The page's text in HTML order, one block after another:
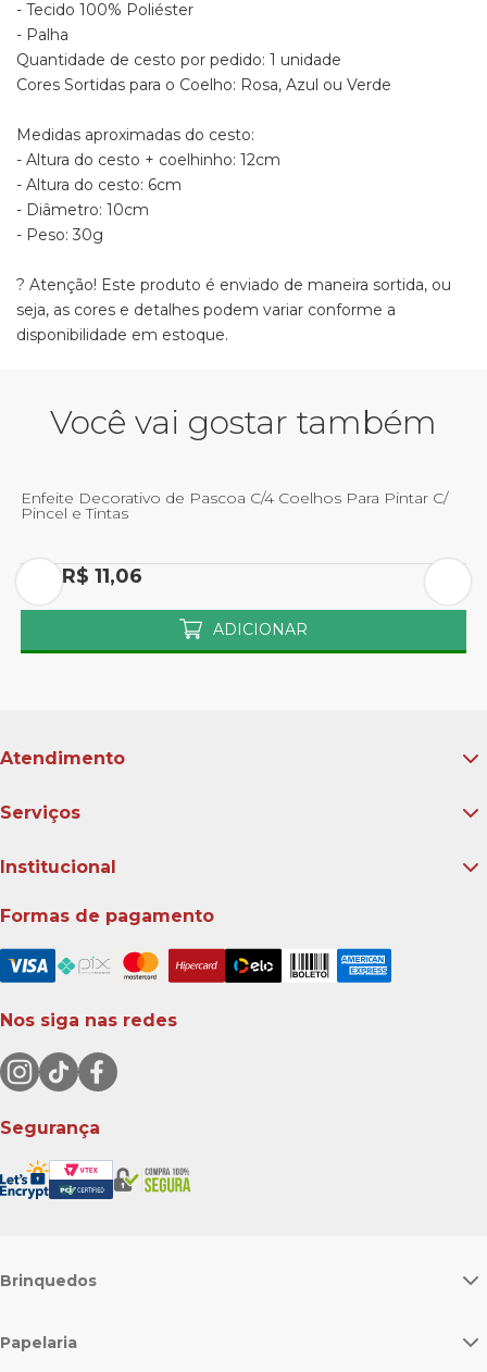
- Tecido 100% Poliéster
- Palha
Quantidade de cesto por pedido: 1 unidade
Cores Sortidas para o Coelho: Rosa, Azul ou Verde
Medidas aproximadas do cesto:
- Altura do cesto + coelhinho: 12cm
- Altura do cesto: 6cm
- Diâmetro: 10cm
- Peso: 30g
? Atenção! Este produto é enviado de maneira sortida, ou
seja, as cores e detalhes podem variar conforme a
disponibilidade em estoque.
Você vai gostar também
Decorativo de Pascoa C/4 Coelhos Para Pintar C/
Tintas
11,06
ADICIONAR
Por R$
Atendimento
Serviços
Institucional
Formas de pagamento
Nos siga nas redes
Segurança
Brinquedos
Papelaria